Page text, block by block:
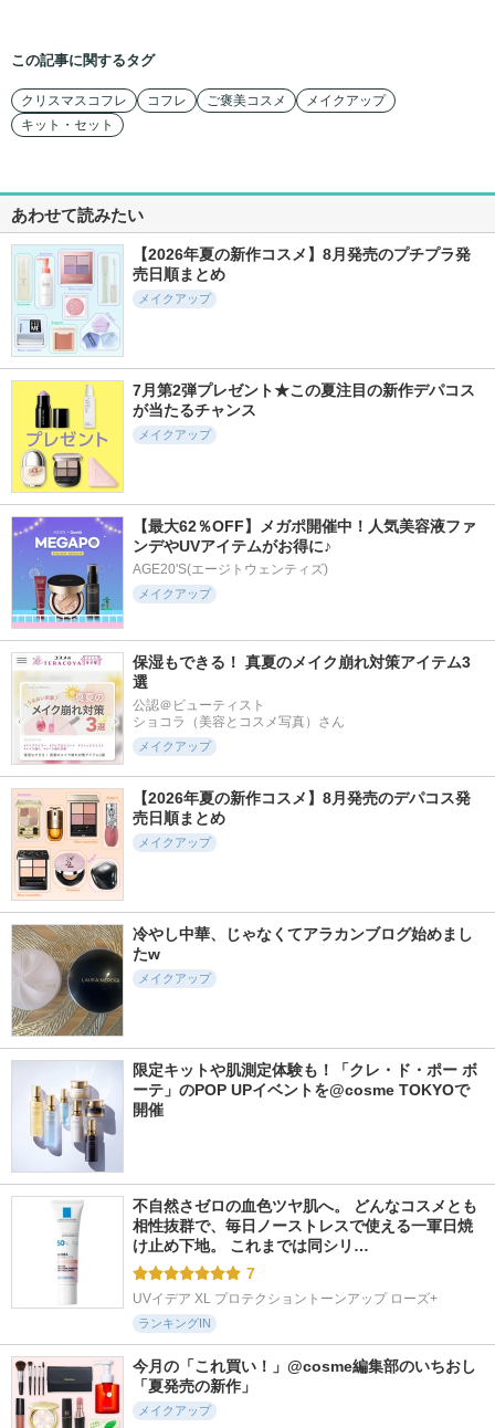
この記事に関するタグ
クリスマスコフレ コフレ ご褒美コスメ
メイクアップ
キット・セット
あわせて読みたい
【2026年夏の新作コスメ】8月発売のプチプラ発
売日順まとめ
メイクアップ
7月第2弾プレゼント★この夏注目の新作デパコス
が当たるチャンス
メイクアップ
【最大62％OFF】メガポ開催中！人気美容液ファ
ンデやUVアイテムがお得に♪
AGE20'S(エージトウェンティズ)
メイクアップ
保湿もできる！ 真夏のメイク崩れ対策アイテム3
選
公認＠ビューティスト
ショコラ（美容とコスメ写真）さん
メイクアップ
【2026年夏の新作コスメ】8月発売のデパコス発
売日順まとめ
メイクアップ
冷やし中華、じゃなくてアラカンブログ始めまし
たw
メイクアップ
限定キットや肌測定体験も！「クレ・ド・ポー ボ
ーテ」のPOP UPイベントを@cosme TOKYOで
開催
不自然さゼロの血色ツヤ肌へ。 どんなコスメとも
相性抜群で、毎日ノーストレスで使える一軍日焼
け止め下地。 これまでは同シリ…
7
UVイデア XL プロテクショントーンアップ ローズ+
ランキングIN
今月の「これ買い！」@cosme編集部のいちおし
「夏発売の新作」
メイクアップ